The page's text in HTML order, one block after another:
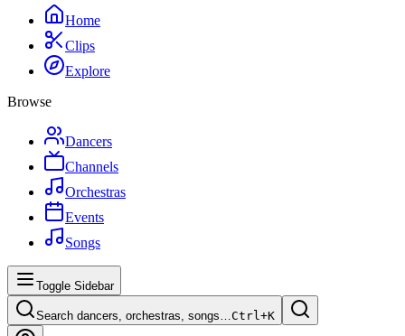
Home
Clips
Explore
Browse
Dancers
Channels
Orchestras
Events
Songs
Toggle Sidebar
Search dancers, orchestras, songs…Ctrl+K